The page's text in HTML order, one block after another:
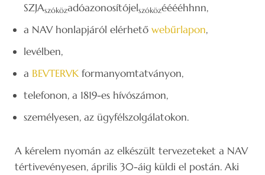
SZJAszóközadóazonosítójelszóközééééhhnn,
a NAV honlapjáról elérhető webűrlapon,
levélben,
a BEVTERVK formanyomtatványon,
telefonon, a 1819-es hívószámon,
személyesen, az ügyfélszolgálatokon.
A kérelem nyomán az elkészült tervezeteket a NAV
tértivevényesen, április 30-áig küldi el postán. Aki